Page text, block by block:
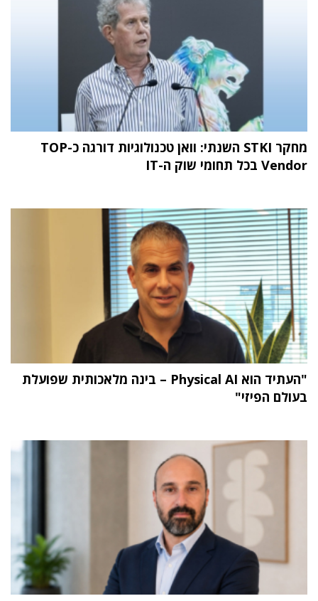
מחקר STKI השנתי: וואן טכנולוגיות דורגה כ-TOP
Vendor בכל תחומי שוק ה-IT
"העתיד הוא Physical AI – בינה מלאכותית שפועלת
בעולם הפיזי"